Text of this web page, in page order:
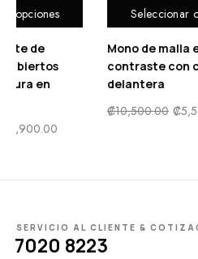
Seleccionar opciones
Mono de malla en
contraste con cremallera
delantera
5,500.00
SERVICIO AL CLIENTE &
7020 8223